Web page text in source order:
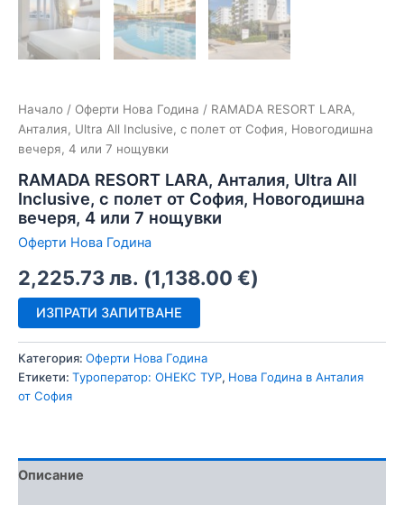
Начало / Оферти Нова Година / RAMADA RESORT LARA,
Анталия, Ultra All Inclusive, с полет от София, Новогодишна
вечеря, 4 или 7 нощувки
RAMADA RESORT LARA, Анталия, Ultra All
Inclusive, с полет от София, Новогодишна
вечеря, 4 или 7 нощувки
Оферти Нова Година
2,225.73лв. (1,138.00 €)
ИЗПРАТИ ЗАПИТВАНЕ
Категория: Оферти Нова Година
Етикети: Tуроператор: ОНЕКС ТУР, Нова Година в Анталия
от София
Описание